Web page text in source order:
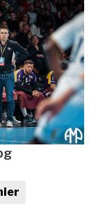
de sport au